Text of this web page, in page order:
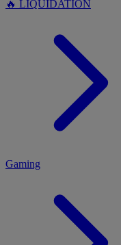
🔥 LIQUIDATION
Gaming